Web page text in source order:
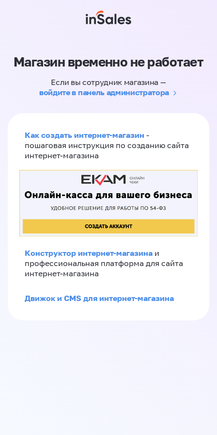
Магазин временно не работает
Если вы сотрудник магазина —
войдите в панель администратора
Как создать интернет-магазин -
пошаговая инструкция по созданию сайта
интернет-магазина
Конструктор интернет-магазина и
профессиональная платформа для сайта
интернет-магазина
Движок и CMS для интернет-магазина